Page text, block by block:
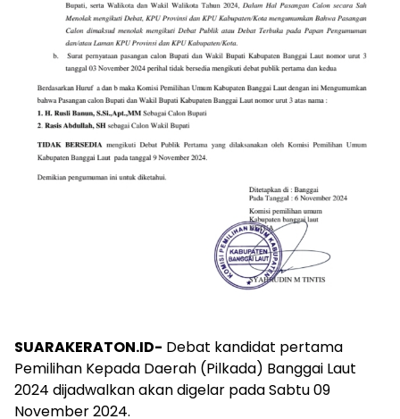
SUARAKERATON.ID- Debat kandidat pertama
Pemilihan Kepada Daerah (Pilkada) Banggai Laut
2024 dijadwalkan akan digelar pada Sabtu 09
November 2024.